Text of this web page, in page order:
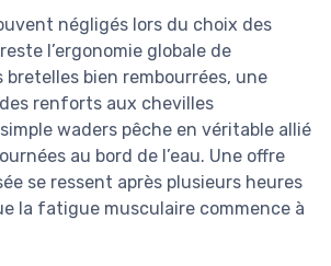
négligés lors du choix des
l’ergonomie globale de
bretelles bien rembourrées, une
renforts aux chevilles
waders pêche en véritable allié
au bord de l’eau. Une offre
se ressent après plusieurs heures
la fatigue musculaire commence à